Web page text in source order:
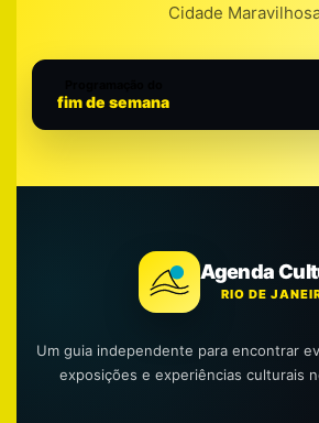
Cidade
fim de semana
Agenda
RIO DE
Um guia independente para encontrar
exposições e experiências culturais